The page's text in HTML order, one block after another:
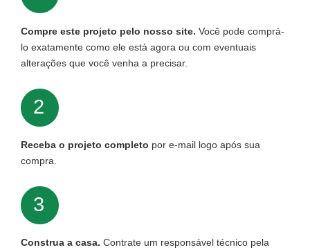
Compre este projeto pelo nosso site. Você pode comprá-
lo exatamente como ele está agora ou com eventuais
alterações que você venha a precisar.
2
Receba o projeto completo por e-mail logo após sua
compra.
3
Construa a casa. Contrate um responsável técnico pela